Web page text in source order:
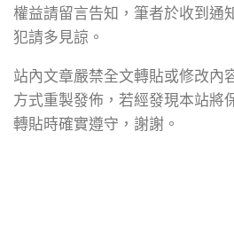
權益請留言告知，筆者於收到通
犯請多見諒。
站內文章嚴禁全文轉貼或修改內
方式重製發佈，若經發現本站將
轉貼時確實遵守，謝謝。